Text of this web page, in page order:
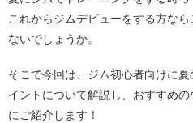
これからジムデビューをする方な
ないでしょうか。
そこで今回は、ジム初心者向けに
イントについて解説し、おすすめ
にご紹介します！